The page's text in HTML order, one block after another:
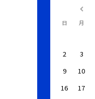
日 月
2
3
9
10
16
17